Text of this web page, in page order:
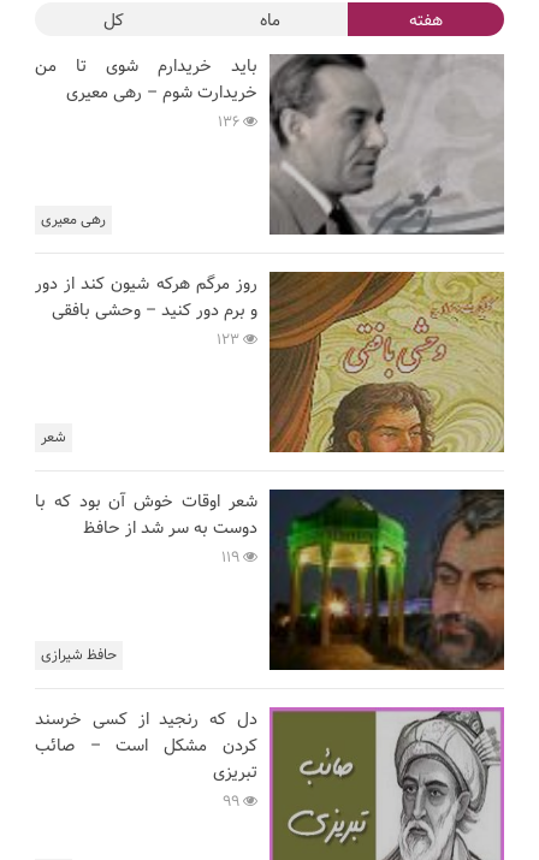
هفته ماه کل
رهی معیری
باید خریدارم شوی تا من
خریدارت شوم – رهی معیری
شعر
روز مرگم هرکه شیون کند از دور
و برم دور کنید – وحشی بافقی
حافظ شیرازی
شعر اوقات خوش آن بود که با
دوست به سر شد از حافظ
دل که رنجید از کسی خرسند
کردن مشکل است – صائب
تبریزی